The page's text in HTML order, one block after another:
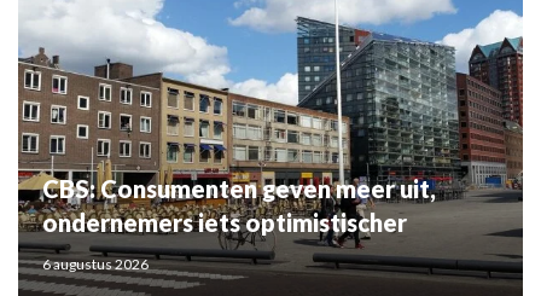
CBS: Consumenten geven meer uit,
ondernemers iets optimistischer
6 augustus 2026